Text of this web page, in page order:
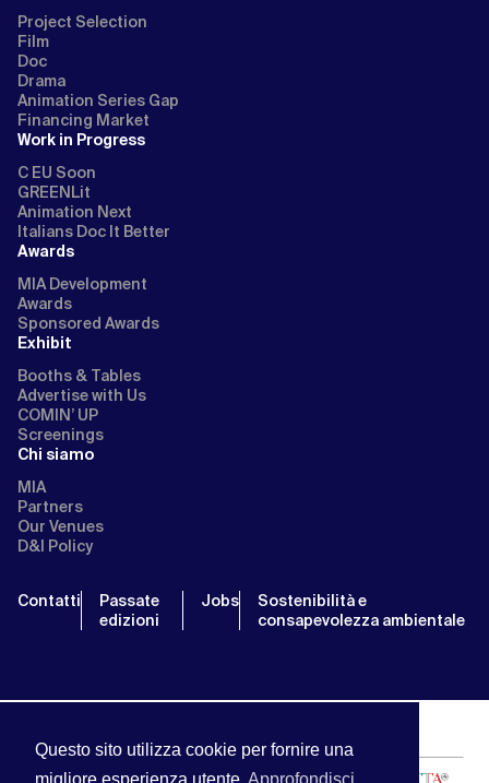
Questo sito utilizza cookie per fornire una
Project Selection
Film
Doc
Drama
Animation Series Gap
Financing Market
Work in Progress
C EU Soon
GREENLit
Animation Next
Italians Doc It Better
Awards
MIA Development
Awards
Sponsored Awards
Exhibit
Booths & Tables
Advertise with Us
COMIN’ UP
Screenings
Chi siamo
MIA
Partners
Our Venues
D&I Policy
Contatti
Passate
edizioni
Jobs
Sostenibilità e
consapevolezza ambientale